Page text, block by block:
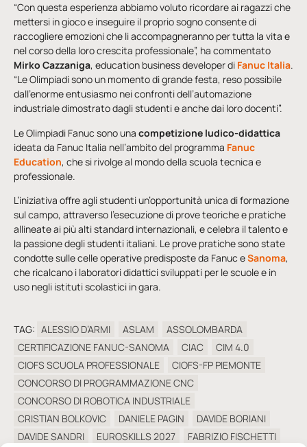
“Con questa esperienza abbiamo voluto ricordare ai ragazzi che
mettersi in gioco e inseguire il proprio sogno consente di
raccogliere emozioni che li accompagneranno per tutta la vita e
nel corso della loro crescita professionale”, ha commentato
Mirko Cazzaniga, education business developer di Fanuc Italia.
“Le Olimpiadi sono un momento di grande festa, reso possibile
dall’enorme entusiasmo nei confronti dell’automazione
industriale dimostrato dagli studenti e anche dai loro docenti”.
Le Olimpiadi Fanuc sono una competizione ludico-didattica
ideata da Fanuc Italia nell’ambito del programma Fanuc
Education, che si rivolge al mondo della scuola tecnica e
professionale.
L’iniziativa offre agli studenti un’opportunità unica di formazione
sul campo, attraverso l’esecuzione di prove teoriche e pratiche
allineate ai più alti standard internazionali, e celebra il talento e
la passione degli studenti italiani. Le prove pratiche sono state
condotte sulle celle operative predisposte da Fanuc eSanoma,
che ricalcano i laboratori didattici sviluppati per le scuole e in
uso negli istituti scolastici in gara.
TAG: ALESSIO D’ARMI ASLAM
ASSOLOMBARDA
CERTIFICAZIONE FANUC-SANOMA
CIAC
CIM 4.0
CIOFS SCUOLA PROFESSIONALE
CIOFS-FP PIEMONTE
CONCORSO DI PROGRAMMAZIONE CNC
CONCORSO DI ROBOTICA INDUSTRIALE
CRISTIAN BOLKOVIC
DANIELE PAGIN
DAVIDE BORIANI
DAVIDE SANDRI
EUROSKILLS 2027
FABRIZIO FISCHETTI